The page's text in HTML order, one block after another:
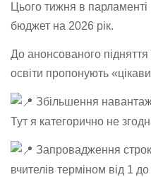
Цього тижня в
бюджет на 2026 рік.
До анонсованого підняття
освіти пропонують
Збільшення
Тут я категорично не
Запровадження
вчителів терміном від 1